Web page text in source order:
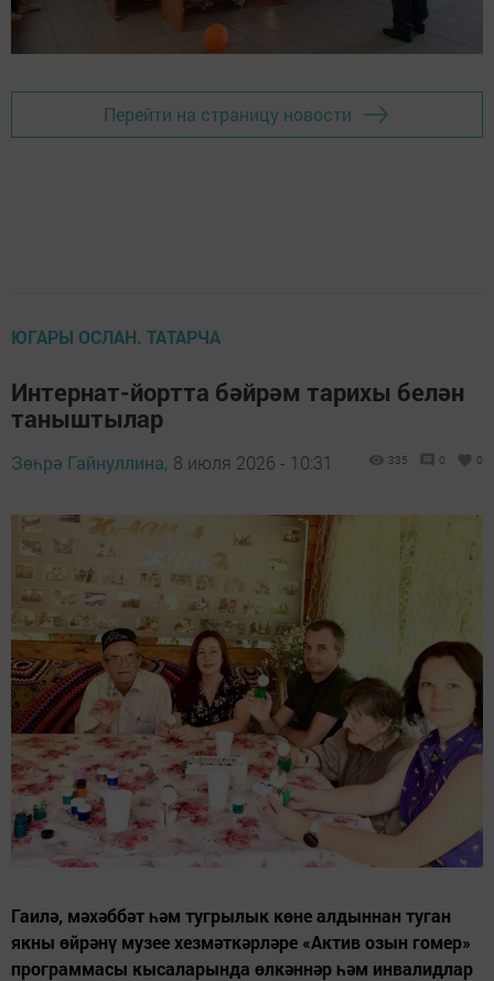
Перейти на страницу новости
ЮГАРЫ ОСЛАН. ТАТАРЧА
Интернат-йортта бәйрәм тарихы белән
таныштылар
Зөһрә Гайнуллина, 8 июля 2026 - 10:31 335 0 0
Гаилә, мәхәббәт һәм тугрылык көне алдыннан туган
якны өйрәнү музее хезмәткәрләре «Актив озын гомер»
программасы кысаларында өлкәннәр һәм инвалидлар